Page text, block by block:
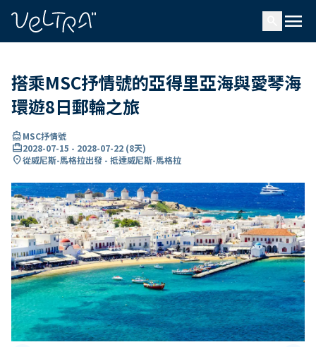
menu
搭乘MSC抒情號的亞得里亞海與愛琴海
環遊8日郵輪之旅
directions_boatMSC抒情號
card_travel2028-07-15 - 2028-07-22 (8天)
location_on從威尼斯-馬格拉出發 - 抵達威尼斯-馬格拉